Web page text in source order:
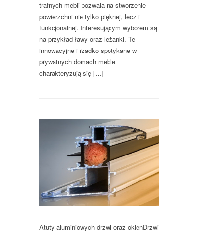
trafnych mebli pozwala na stworzenie
powierzchni nie tylko pięknej, lecz i
funkcjonalnej. Interesującym wyborem są
na przykład ławy oraz leżanki. Te
innowacyjne i rzadko spotykane w
prywatnych domach meble
charakteryzują się […]
Atuty aluminiowych drzwi oraz okienDrzwi